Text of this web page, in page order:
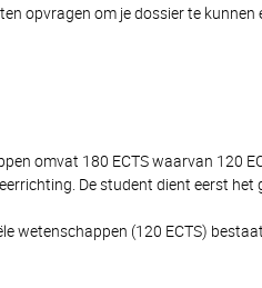
opvragen om je dossier te kunnen
omvat 180 ECTS waarvan 120
De student dient eerst
wetenschappen (120 ECTS)